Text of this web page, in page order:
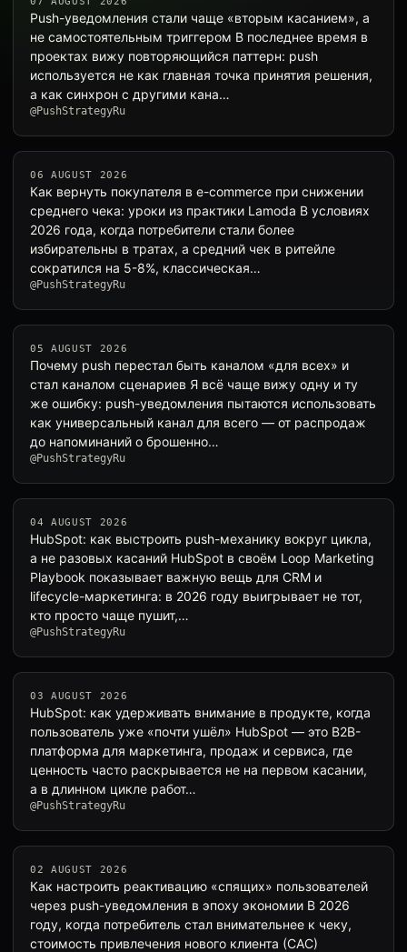
Push-уведомления стали чаще «вторым касанием», а
не самостоятельным триггером В последнее время в
проектах вижу повторяющийся паттерн: push
используется не как главная точка принятия решения,
а как синхрон с другими кана…
@PushStrategyRu
06 AUGUST 2026
Как вернуть покупателя в e-commerce при снижении
среднего чека: уроки из практики Lamoda В условиях
2026 года, когда потребители стали более
избирательны в тратах, а средний чек в ритейле
сократился на 5-8%, классическая…
@PushStrategyRu
05 AUGUST 2026
Почему push перестал быть каналом «для всех» и
стал каналом сценариев Я всё чаще вижу одну и ту
же ошибку: push-уведомления пытаются использовать
как универсальный канал для всего — от распродаж
до напоминаний о брошенно…
@PushStrategyRu
04 AUGUST 2026
HubSpot: как выстроить push-механику вокруг цикла,
а не разовых касаний HubSpot в своём Loop Marketing
Playbook показывает важную вещь для CRM и
lifecycle-маркетинга: в 2026 году выигрывает не тот,
кто просто чаще пушит,…
@PushStrategyRu
03 AUGUST 2026
HubSpot: как удерживать внимание в продукте, когда
пользователь уже «почти ушёл» HubSpot — это B2B-
платформа для маркетинга, продаж и сервиса, где
ценность часто раскрывается не на первом касании,
а в длинном цикле работ…
@PushStrategyRu
02 AUGUST 2026
Как настроить реактивацию «спящих» пользователей
через push-уведомления в эпоху экономии В 2026
году, когда потребитель стал внимательнее к чеку,
стоимость привлечения нового клиента (CAC)